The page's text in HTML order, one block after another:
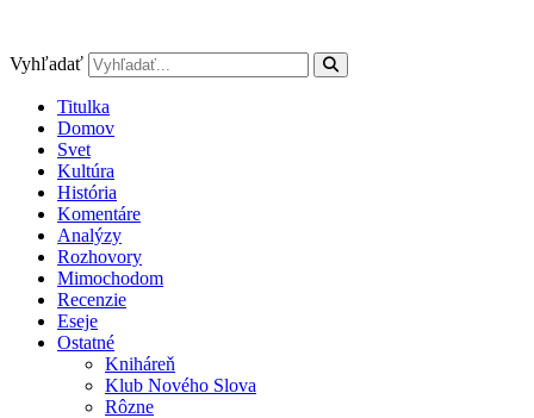
obsah
Vyhľadať
Titulka
Domov
Svet
Kultúra
História
Komentáre
Analýzy
Rozhovory
Mimochodom
Recenzie
Eseje
Ostatné
Kniháreň
Klub Nového Slova
Rôzne